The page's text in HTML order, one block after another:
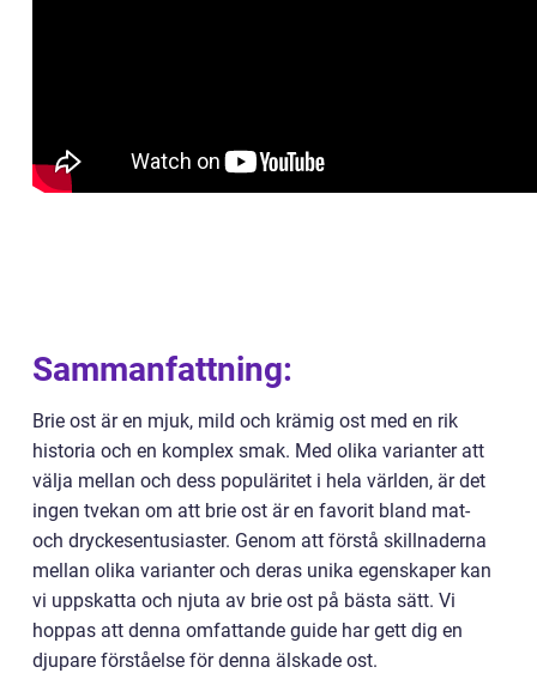
Sammanfattning:
Brie ost är en mjuk, mild och krämig ost med en rik
historia och en komplex smak. Med olika varianter att
välja mellan och dess populäritet i hela världen, är det
ingen tvekan om att brie ost är en favorit bland mat-
och dryckesentusiaster. Genom att förstå skillnaderna
mellan olika varianter och deras unika egenskaper kan
vi uppskatta och njuta av brie ost på bästa sätt. Vi
hoppas att denna omfattande guide har gett dig en
djupare förståelse för denna älskade ost.